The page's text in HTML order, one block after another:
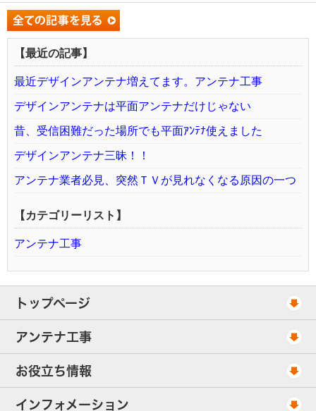
【最近の記事】
最近デザインアンテナ増えてます。アンテナ工事
デザインアンテナは平面アンテナだけじゃない
昔、受信困難だった場所でも平面ｱﾝﾃﾅ使えました
デザインアンテナ三昧！！
アンテナ業者必見、突然ＴＶが見れなくなる原因の一つ
【カテゴリーリスト】
アンテナ工事
トップページ
工事スケジュール
当社が選ばれる理由
出張エリア
アンテナ工事
アンテナ工事・料金
UHFアンテナ工事・料金
お役立ち情報
ご相談事例
インフォメーション